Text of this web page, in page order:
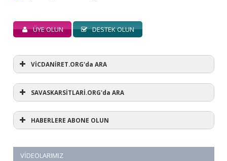
ÜYE OLUN DESTEK OLUN
VİCDANİRET.ORG'da ARA
SAVASKARSİTLARİ.ORG'da ARA
HABERLERE ABONE OLUN
VIDEOLARIMIZ